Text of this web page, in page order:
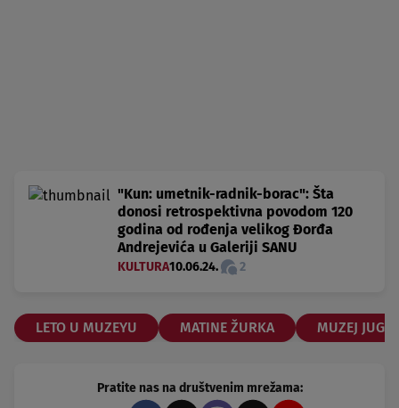
"Kun: umetnik-radnik-borac": Šta
donosi retrospektivna povodom 120
godina od rođenja velikog Đorđa
Andrejevića u Galeriji SANU
KULTURA10.06.24. 2
LETO U MUZEYU MATINE ŽURKA MUZEJ
Pratite nas na društvenim mrežama: